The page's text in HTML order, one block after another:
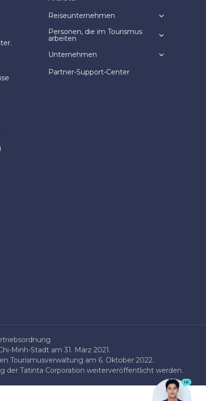
Reiseunternehmen
Personen, die im Tourismus
arbeiten
Unternehmen
Partner-Support-Center
Minh-Stadt am 31. März 2021.
Tourismusverwaltung am 6. Oktober 2022.
der Tatinta Corporation weiterveröffentlicht werden.